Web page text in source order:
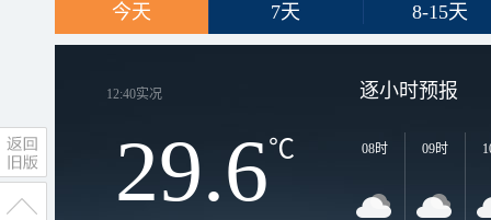
今天 7天 8-15天
12:40实况
29.6℃
逐小时预报
08时 09时